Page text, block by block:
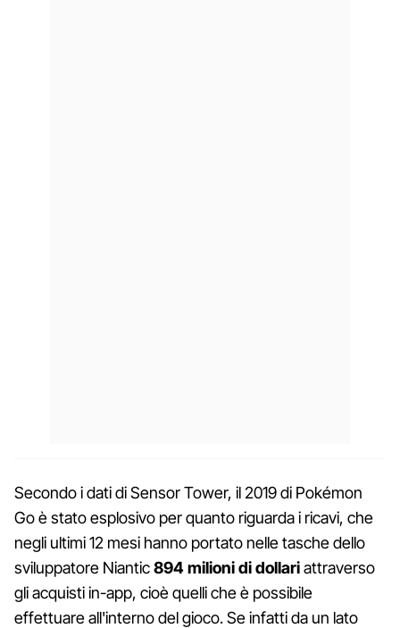
Secondo i dati di Sensor Tower, il 2019 di Pokémon
Go è stato esplosivo per quanto riguarda i ricavi, che
negli ultimi 12 mesi hanno portato nelle tasche dello
sviluppatore Niantic894 milioni di dollariattraverso
gli acquisti in-app, cioè quelli che è possibile
effettuare all'interno del gioco. Se infatti da un lato